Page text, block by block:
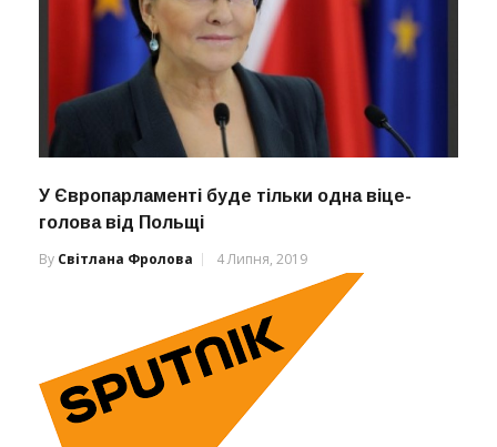
У Європарламенті буде тільки одна віце-
голова від Польщі
By Світлана Фролова 4 Липня, 2019